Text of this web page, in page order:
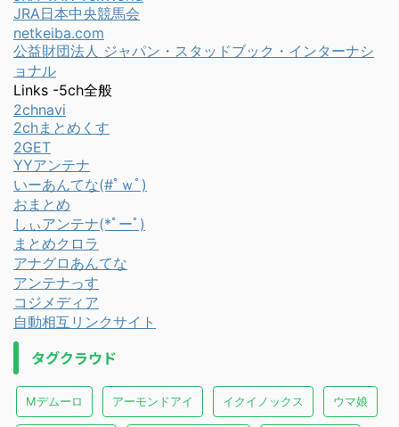
JRA日本中央競馬会
netkeiba.com
公益財団法人 ジャパン・スタッドブック・インターナシ
ョナル
Links -5ch全般
2chnavi
2chまとめくす
2GET
YYアンテナ
いーあんてな(#ﾟｗﾟ)
おまとめ
しぃアンテナ(*ﾟーﾟ)
まとめクロラ
アナグロあんてな
アンテナっす
コジメディア
自動相互リンクサイト
タグクラウド
Mデムーロ アーモンドアイ イクイノックス ウマ娘